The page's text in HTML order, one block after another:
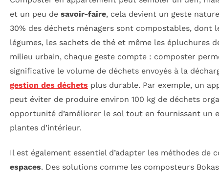
et un peu de savoir-faire, cela devient un geste
30% des déchets ménagers sont compostables, dont
légumes, les sachets de thé et même les épluchures
milieu urbain, chaque geste compte : composter
significative le volume de déchets envoyés à la
gestion des déchets plus durable. Par exemple, un
peut éviter de produire environ 100 kg de déchets
opportunité d’améliorer le sol tout en fournissant un
plantes d’intérieur.
Il est également essentiel d’adapter les méthodes de
espaces. Des solutions comme les composteurs